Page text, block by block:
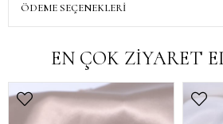
ÖDEME SEÇENEKLERI
EN ÇOK ZİYARET